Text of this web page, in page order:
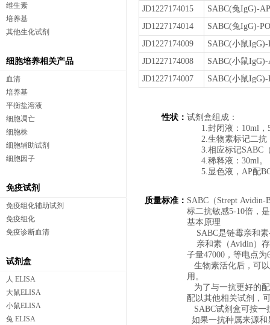
维生素
培养基
其他生化试剂
细胞培养相关产品
血清
培养基
平衡盐溶液
细胞凋亡
细胞株
细胞辅助试剂
细胞因子
免疫试剂
免疫组化辅助试剂
免疫组化
免疫诊断血清
试剂盒
人 ELISA
大鼠ELISA
小鼠ELISA
兔 ELISA
JD1227174015
SABC(兔IgG)-
JD1227174014
SABC(兔IgG)-
JD1227174009
SABC(小鼠
JD1227174008
SABC(小鼠
JD1227174007
SABC(小鼠
性状： 试剂盒组成：
1.封闭液：10ml，
2.生物素标记二抗
3.相应标记SABC（
4.稀释液：30ml。
5.显色液，AP配
质量标准： SABC（Strept
标二抗敏感5-10倍，
基本原理
SABC是链霉亲和素
亲和素（Avidin）存
子量47000，等电点
生物素活化后，可
用。
为了与一抗更好的
配以其他相关试剂，
SABC试剂盒可按一
如果一抗种属来源